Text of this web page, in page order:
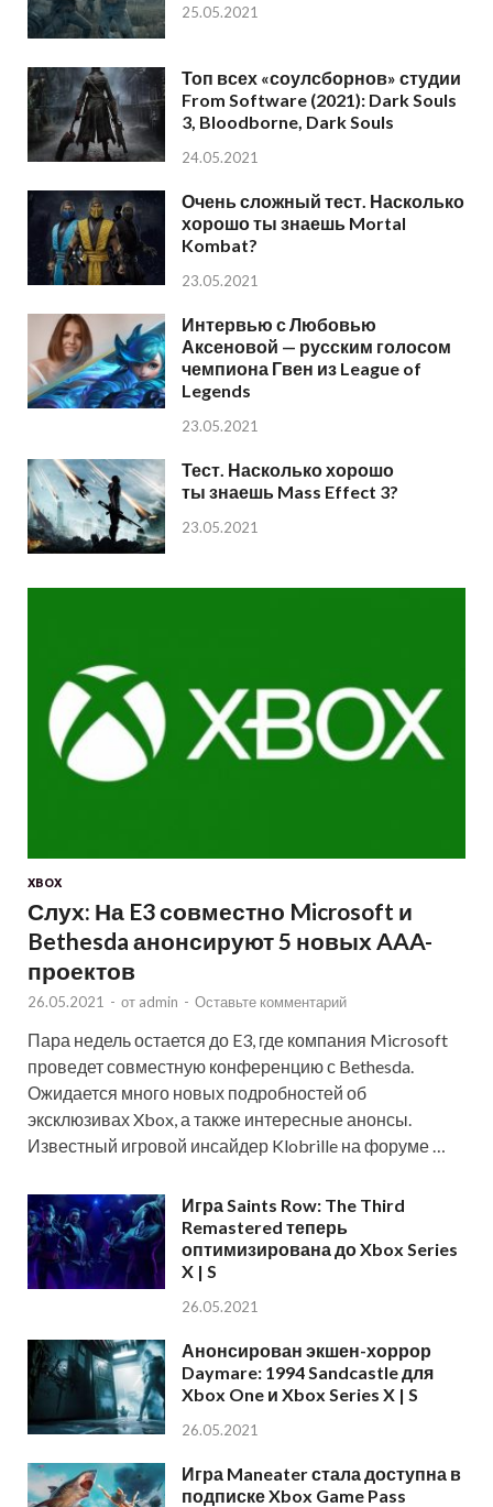
25.05.2021
Топ всех «соулсборнов» студии
From Software (2021): Dark Souls
3, Bloodborne, Dark Souls
24.05.2021
Очень сложный тест. Насколько
хорошо ты знаешь Mortal
Kombat?
23.05.2021
Интервью с Любовью
Аксеновой — русским голосом
чемпиона Гвен из League of
Legends
23.05.2021
Тест. Насколько хорошо
ты знаешь Mass Effect 3?
23.05.2021
XBOX
Слух: На E3 совместно Microsoft и
Bethesda анонсируют 5 новых AAA-
проектов
26.05.2021 - от admin - Оставьте комментарий
Пара недель остается до E3, где компания Microsoft
проведет совместную конференцию с Bethesda.
Ожидается много новых подробностей об
эксклюзивах Xbox, а также интересные анонсы.
Известный игровой инсайдер Klobrille на форуме …
Игра Saints Row: The Third
Remastered теперь
оптимизирована до Xbox Series
X | S
26.05.2021
Анонсирован экшен-хоррор
Daymare: 1994 Sandcastle для
Xbox One и Xbox Series X | S
26.05.2021
Игра Maneater стала доступна в
подписке Xbox Game Pass